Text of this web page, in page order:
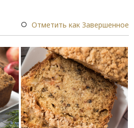
Отметить как Завершенное